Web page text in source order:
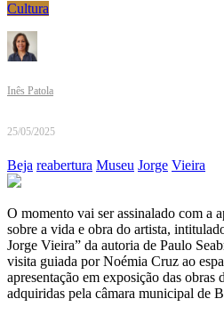
Cultura
Inês Patola
25/05/2025
Beja reabertura Museu Jorge Vieira
O momento vai ser assinalado com a
sobre a vida e obra do artista,
Jorge Vieira” da autoria de Paulo
visita guiada por Noémia Cruz ao
apresentação em exposição das obras
adquiridas pela câmara municipal de